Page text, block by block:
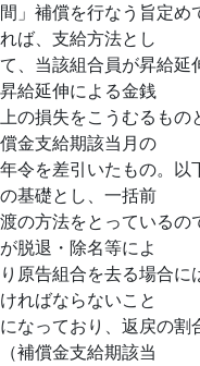
間」補償を行なう旨定め
れば、支給方法とし
て、当該組合員が昇給延
昇給延伸による金銭
上の損失をこうむるもの
償金支給期該当月の
年令を差引いたもの。以
の基礎とし、一括前
渡の方法をとっているの
が脱退・除名等によ
り原告組合を去る場合
ければならないこと
になっており、返戻の割
（補償金支給期該当